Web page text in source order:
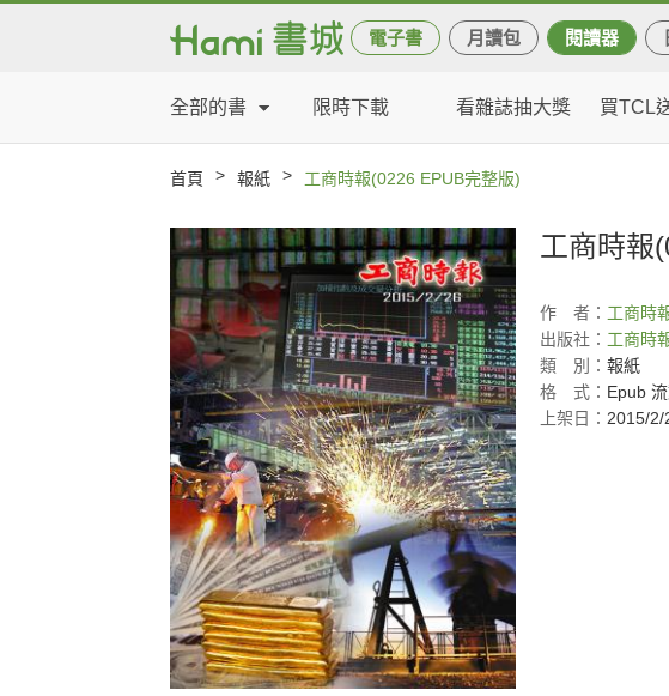
電子書 月讀包 閱讀器
全部的書 限時下載 看雜誌抽大獎 買TCL
首頁 > 報紙 > 工商時報(0226 EPUB完整版)
工商時報
作 者： 工商時
出版社： 工商時
類
別： 報紙
格
式： Epub
上架日： 2015/2/